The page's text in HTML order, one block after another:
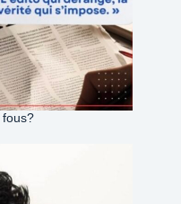
fous?